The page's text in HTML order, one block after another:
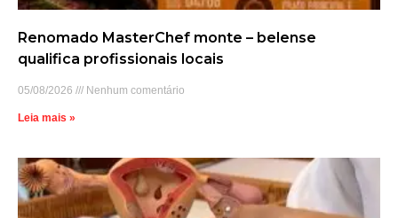
Renomado MasterChef monte – belense
qualifica profissionais locais
05/08/2026 Nenhum comentário
Leia mais »